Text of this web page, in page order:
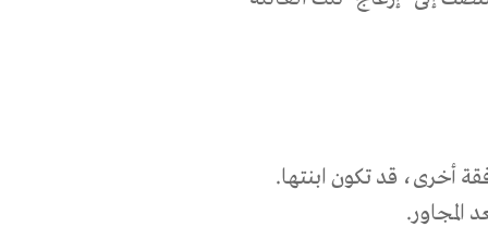
أخرى، قد تكون ابنتها.
المجاور.